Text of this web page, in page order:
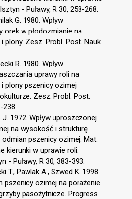
- Puławy, R 30, 258-268.
G. 1980. Wpływ
orek w płodozmianie na
plony. Zesz. Probl. Post. Nauk
R. 1980. Wpływ
uprawy roli na
i plony pszenicy ozimej
Zesz. Probl. Post.
238.
J. 1972. Wpływ uproszczonej
na wysokość i strukturę
pszenicy ozimej. Mat.
kierunki w uprawie roli.
- Puławy, R 30, 383-393.
T., Pawlak A., Szwed K. 1998.
pszenicy ozimej na porażenie
pasożytnicze. Progress